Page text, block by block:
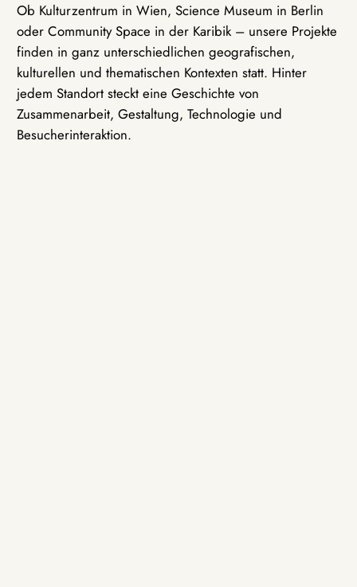
Ob Kulturzentrum in Wien, Science Museum in Berlin
oder Community Space in der Karibik – unsere Projekte
finden in ganz unterschiedlichen geografischen,
kulturellen und thematischen Kontexten statt. Hinter
jedem Standort steckt eine Geschichte von
Zusammenarbeit, Gestaltung, Technologie und
Besucherinteraktion.